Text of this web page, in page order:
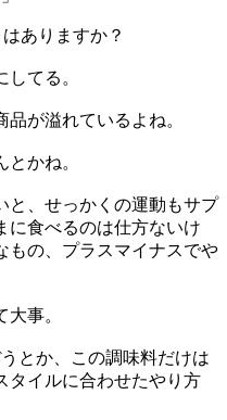
ありますか？
てる。
が溢れているよね。
かね。
、せっかくの運動もサプ
に食べるのは仕方ないけ
もの、プラスマイナスでや
事。
とか、この調味料だけは
タイルに合わせたやり方